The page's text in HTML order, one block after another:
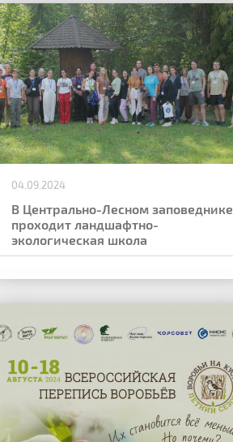
04.09.2024
В Центрально-Лесном заповеднике
проходит ландшафтно-
экологическая школа